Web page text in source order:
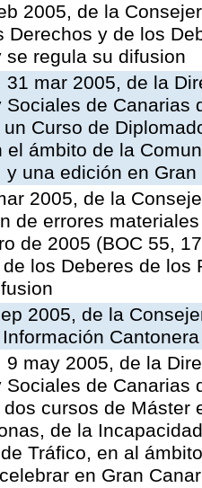
2005, de la
Derechos y de los
se regula su difusion
31 mar 2005, de la
Sociales de Canarias
Curso de
el ámbito de la
y una edición en
2005, de la
de errores
de 2005 (BOC 55,
los Deberes de
2005, de la
Cantonera
9 may 2005, de la
Sociales de Canarias
cursos de Máster
de la
Tráfico, en al
en Gran